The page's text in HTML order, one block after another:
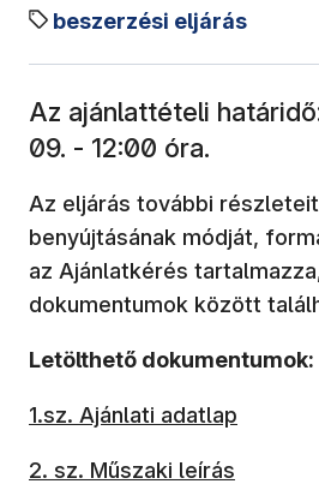
beszerzési eljárás
Az ajánlattételi
09. - 12:00 óra.
Az eljárás további
benyújtásának módját,
az Ajánlatkérés
dokumentumok között
Letölthető dokumentumok:
1.sz. Ajánlati adatlap
2. sz. Műszaki leírás